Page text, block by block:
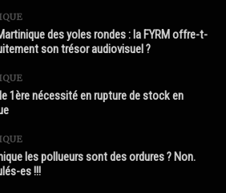
des yoles rondes : la FYRM offre-t-
son trésor audiovisuel ?
1ère nécessité en rupture de stock en
les pollueurs sont des ordures ? Non.
es !!!